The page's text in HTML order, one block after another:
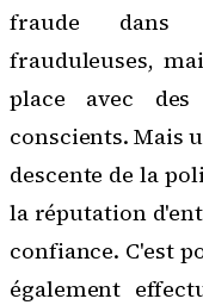
fraude dans
frauduleuses,
place avec
conscients. Mais
descente de la
la réputation
confiance. C'est
également